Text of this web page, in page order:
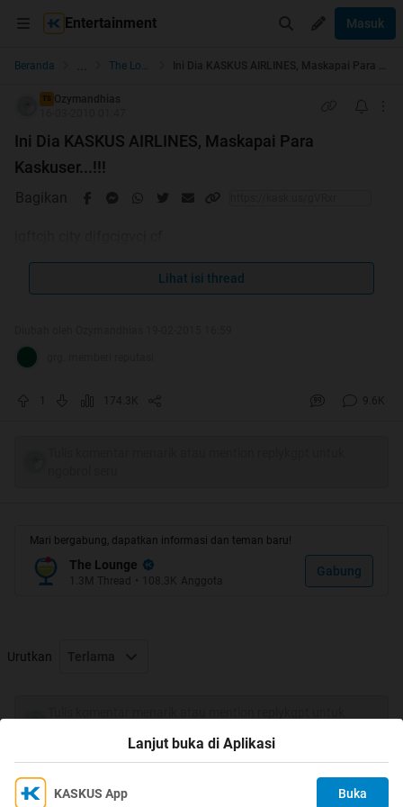
Entertainment Masuk
Beranda ... The Lounge
TS
Ozymandhias
Ini Dia KASKUS AIRLINES, Maskapai Para
Kaskuser...!!!
Bagikan
Lihat isi thread
174.3K 9.6K
Mari bergabung, dapatkan informasi dan teman baru!
The Lounge
1.3M Thread • 108.3K Anggota
Gabung
Urutkan Terlama
Ikuti KASKUS di
Lanjut buka di Aplikasi
KASKUS App Buka